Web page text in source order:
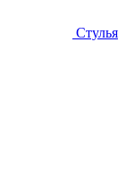
Стулья